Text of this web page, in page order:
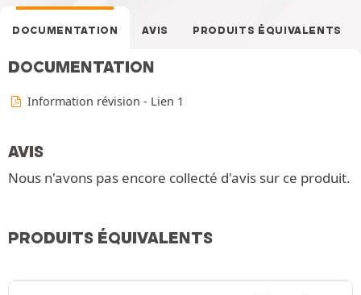
DOCUMENTATION AVIS PRODUITS ÉQUIVALENTS
DOCUMENTATION
Information révision - Lien 1
AVIS
Nous n'avons pas encore collecté d'avis sur ce produit.
PRODUITS ÉQUIVALENTS